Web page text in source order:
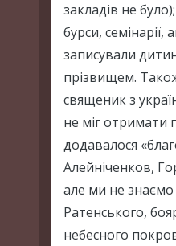
закладів не
бурси, семінарії,
записували
прізвищем.
священик з
не міг отримати
додавалося
Алейніченков,
але ми не знаємо
Ратенського,
небесного